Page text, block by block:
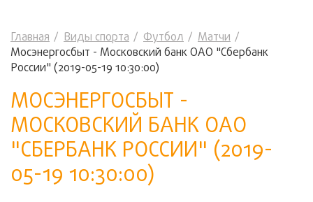
Главная Виды спорта Футбол
Матчи
Мосэнергосбыт - Московский банк ОАО "Сбербанк
России" (2019-05-19 10:30:00)
МОСЭНЕРГОСБЫТ -
МОСКОВСКИЙ БАНК ОАО
"СБЕРБАНК РОССИИ" (2019-
05-19 10:30:00)